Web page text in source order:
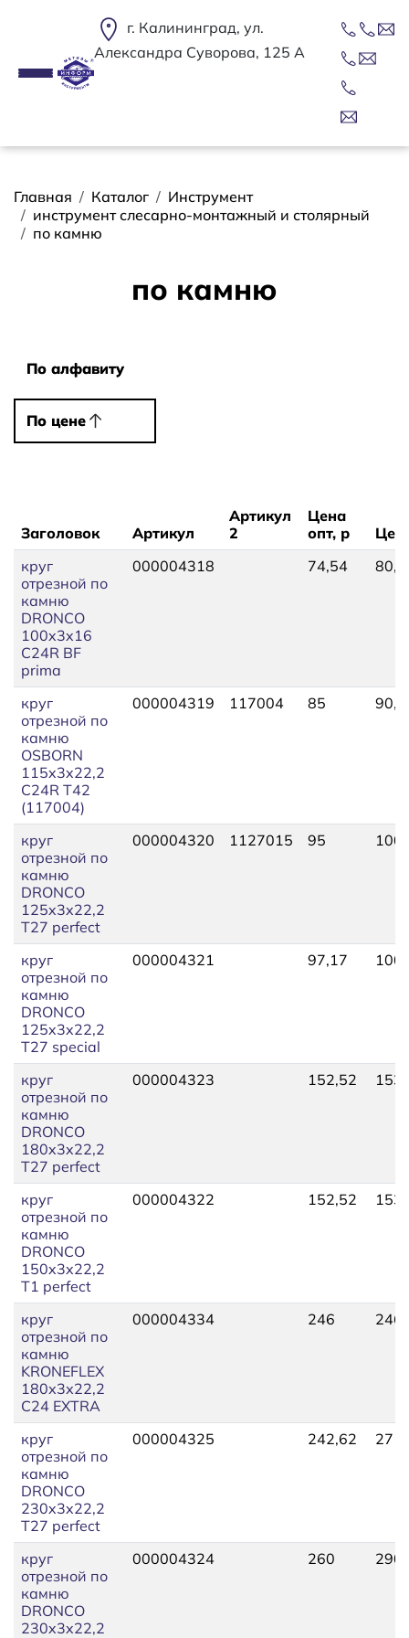
г. Калининград, ул.
Александра Суворова, 125 А
Строка навигации
Главная Каталог
Инструмент
инструмент слесарно-монтажный и столярный
по камню
по камню
По алфавиту
По алфавиту
По цене
По цене
Заголовок Артикул
Артикул
2
Цена
опт, р
круг
отрезной по
камню
DRONCO
100x3x16
C24R BF
prima
000004318 74,54
круг
отрезной по
камню
OSBORN
115x3x22,2
C24R T42
(117004)
000004319 117004 85
круг
отрезной по
камню
DRONCO
125x3x22,2
Т27 perfect
000004320 1127015 95
круг
отрезной по
камню
DRONCO
125x3x22,2
Т27 special
000004321 97,17
круг
отрезной по
камню
DRONCO
180x3x22,2
Т27 perfect
000004323 152,52
круг
отрезной по
камню
DRONCO
150x3x22,2
Т1 perfect
000004322 152,52
круг
отрезной по
камню
KRONEFLEX
180х3х22,2
C24 ЕХTRA
000004334 246
круг
отрезной по
камню
DRONCO
230x3x22,2
Т27 perfect
000004325 242,62
круг
отрезной по
камню
DRONCO
230x3x22,2
000004324 260